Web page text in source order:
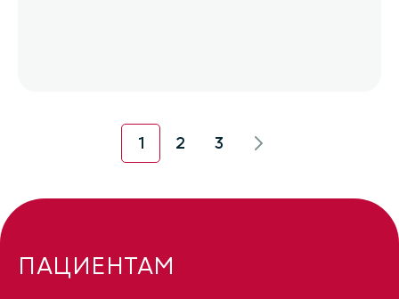
1 2 3
ПАЦИЕНТАМ